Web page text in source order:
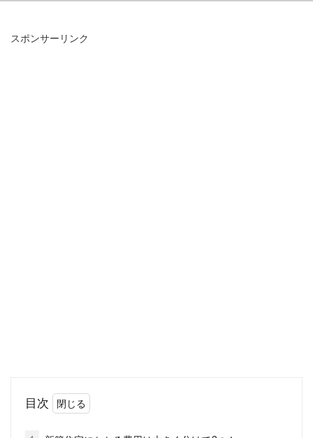
んな仕事？その給料は？
ション管理人ですが、最近では40～50代の働き
スポンサーリンク
目次